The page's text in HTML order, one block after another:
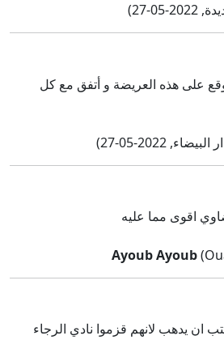
05-27)
على هذه العريضة و أتفق مع كل
2022-05-27)
اقوى مما عليه
Ayoub Ayoub
ان يدهب لانهم قزموا نادي الرجاء